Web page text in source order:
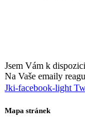
Jsem Vám k
Na Vaše emaily
Jki-facebook-light
Mapa stránek